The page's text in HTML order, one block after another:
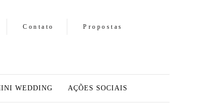
Contato Propostas
WEDDING AÇÕES SOCIAIS